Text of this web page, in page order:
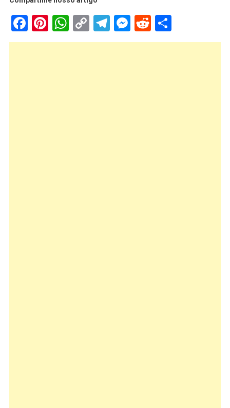
Facebook
Pinterest
WhatsApp
Copy
Link
Telegram
Messenger
Reddit
Share